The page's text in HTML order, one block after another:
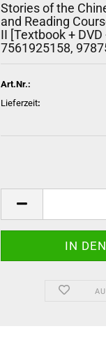
Stories of the
and Reading
II [Textbook +
7561925158,
Art.Nr.:
Lieferzeit: